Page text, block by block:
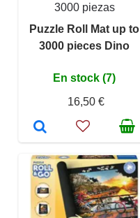
3000 piezas
Puzzle Roll Mat up to
3000 pieces Dino
En stock (7)
16,50 €